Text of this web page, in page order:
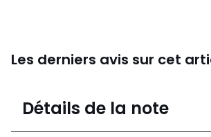
Les derniers avis sur cet
4
Détails de la note